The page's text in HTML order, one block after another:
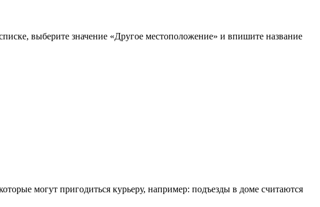
выберите значение «Другое местоположение» и впишите название
могут пригодиться курьеру, например: подъезды в доме считаются